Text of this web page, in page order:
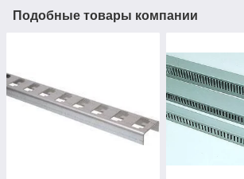
Подобные товары компании